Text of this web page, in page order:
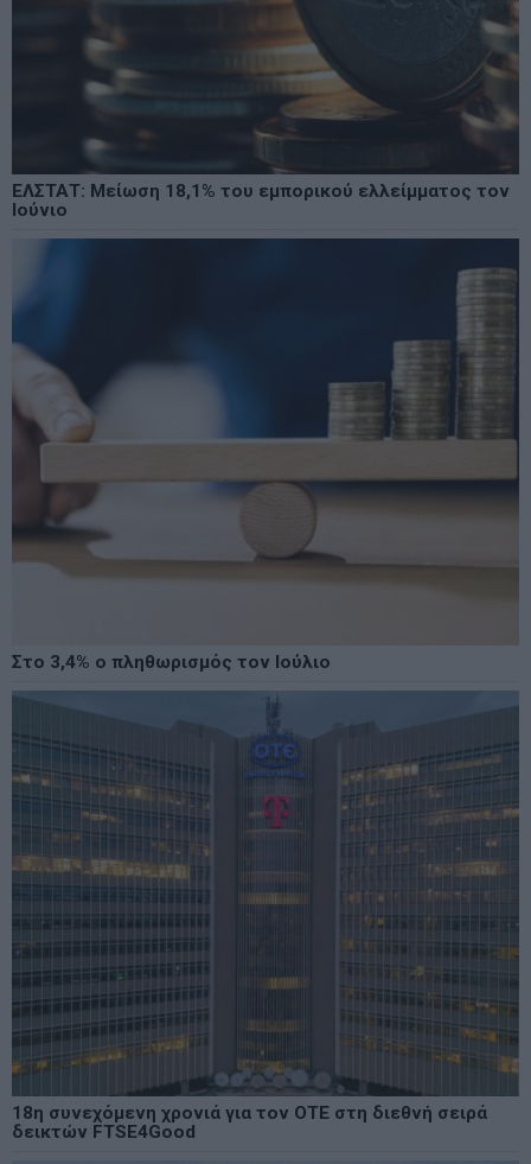
ΕΛΣΤΑΤ: Μείωση 18,1% του εμπορικού ελλείμματος τον
Ιούνιο
Στο 3,4% ο πληθωρισμός τον Ιούλιο
18η συνεχόμενη χρονιά για τον ΟΤΕ στη διεθνή σειρά
δεικτών FTSE4Good